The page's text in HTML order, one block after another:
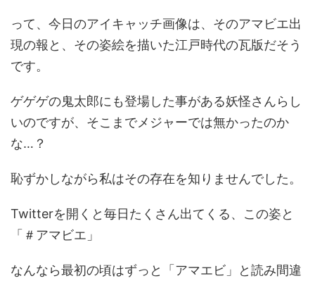
って、今日のアイキャッチ画像は、そのアマビエ出
現の報と、その姿絵を描いた江戸時代の瓦版だそう
です。
ゲゲゲの鬼太郎にも登場した事がある妖怪さんらし
いのですが、そこまでメジャーでは無かったのか
な…？
恥ずかしながら私はその存在を知りませんでした。
Twitterを開くと毎日たくさん出てくる、この姿と
「＃アマビエ」
なんなら最初の頃はずっと「アマエビ」と読み間違